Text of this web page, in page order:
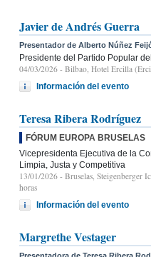
Javier de Andrés Guerra
Presentador de Alberto Núñez
Presidente del Partido Popular
04/03/2026 - Bilbao, Hotel Ercilla
Información del evento
Teresa Ribera Rodríguez
FÓRUM EUROPA BRUSELAS
Vicepresidenta Ejecutiva de la
Limpia, Justa y Competitiva
13/01/2026 - Bruselas, Steigenberger
horas
Información del evento
Margrethe Vestager